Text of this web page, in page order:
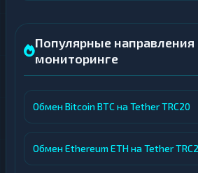
Популярные
мониторинге
Обмен Bitcoin BTC на Tether TRC20
Обмен Ethereum ETH на Tether